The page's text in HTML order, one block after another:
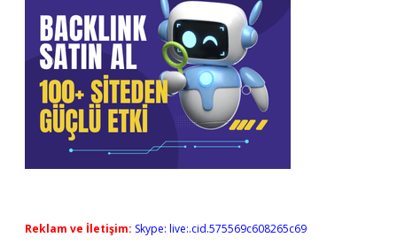
Reklam ve İletişim: Skype: live:.cid.575569c608265c69